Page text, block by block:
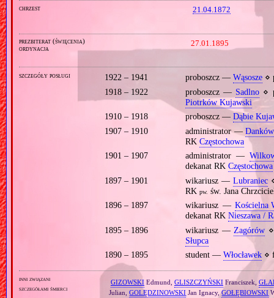
chrzest 21.04.1872
prezbiterat (święcenia)
ordynacja
27.01.1895
szczegóły posługi 1922 – 1941 proboszcz — Wąsosze⋄
1918 – 1922
proboszcz — Sadlno ⋄
Piotrków Kujawski
1910 – 1918
proboszcz — Dąbie
1907 – 1910
administrator —Danków
RK Częstochowa
1901 – 1907
administrator —
dekanat RK Częstochowa
1897 – 1901
wikariusz — Lubraniec
RK pw. św. Jana
1896 – 1897
wikariusz —Kościelna
dekanat RK Nieszawa /
1895 – 1896
wikariusz — Zagórów
Słupca
1890 – 1895
student — Włocławek⋄
inni związani
szczegółami śmierci
GIZOWSKIEdmund, GLISZCZYŃSKIFranciszek,
Julian,GOLĘDZINOWSKI Jan Ignacy,GOŁĘBIOWSKI